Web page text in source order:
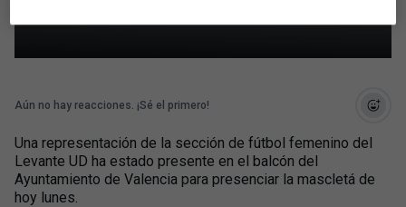
Valencia
Aún no hay reacciones. ¡Sé el primero!
Una representación de la sección de fútbol femenino del
Levante UD ha estado presente en el balcón del
Ayuntamiento de Valencia para presenciar la mascletá de
hoy lunes.